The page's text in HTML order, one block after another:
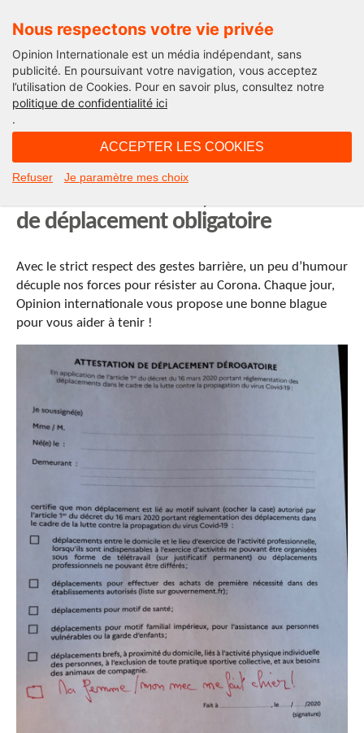
Nous respectons votre vie privée
Opinion Internationale est un média indépendant, sans
publicité. En poursuivant votre navigation, vous acceptez
l’utilisation de Cookies. Pour en savoir plus, consultez notre
politique de confidentialité ici
.
ACCEPTER LES COOKIES
Refuser Je paramètre mes choix
Ensemble contre le coronavirus
Un peu d’humour contre le
de déplacement obligatoire
Avec le strict respect des gestes barrière, un peu d’humour
décuple nos forces pour résister au Corona. Chaque jour,
Opinion internationale vous propose une bonne blague
pour vous aider à tenir !